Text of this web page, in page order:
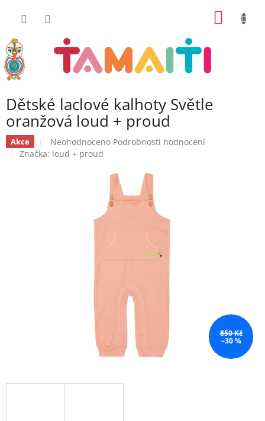
Dětské laclové kalhoty Světle
oranžová loud + proud
Akce
Průměrné
hodnocení
Neohodnoceno Podrobnosti hodnocení
Značka: loud + proud
850 Kč
–30 %